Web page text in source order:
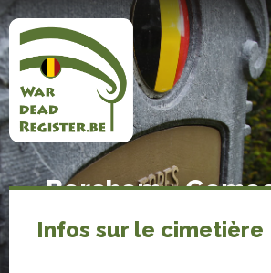
Aller
au
contenu
principal
Accueil
Belgian
War
Dead
Berchem -
begraafplaats
Infos sur le cimetière